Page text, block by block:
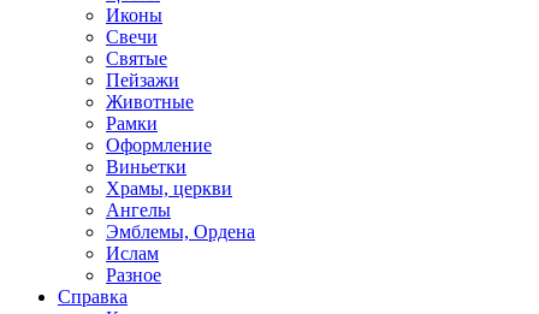
Иконы
Свечи
Святые
Пейзажи
Животные
Рамки
Оформление
Виньетки
Храмы, церкви
Ангелы
Эмблемы, Ордена
Ислам
Разное
Справка